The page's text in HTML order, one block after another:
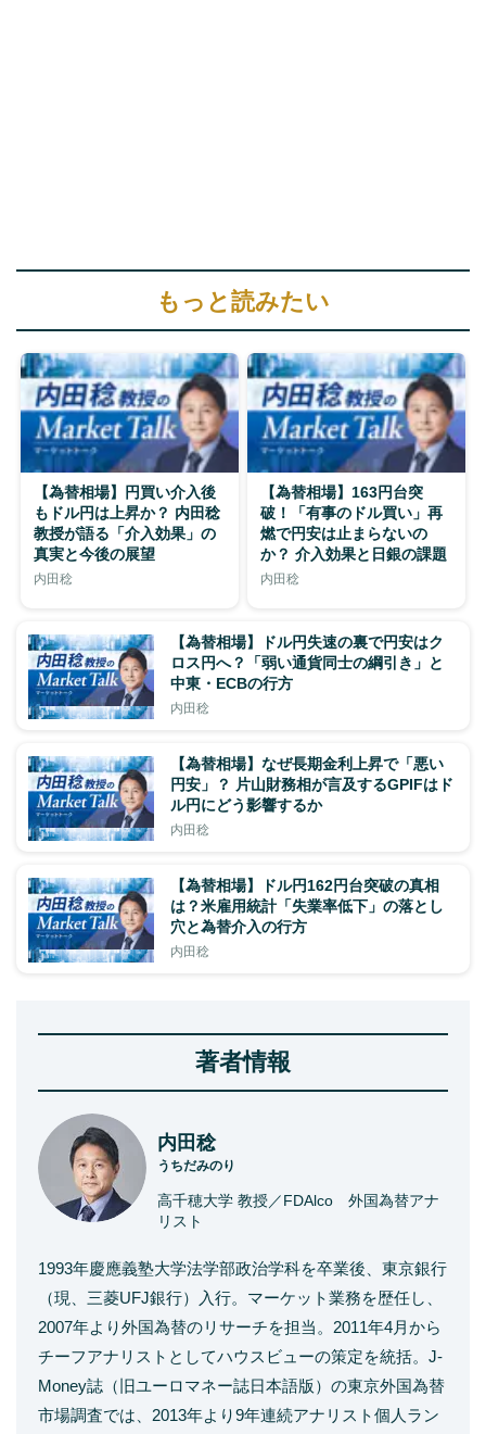
もっと読みたい
【為替相場】円買い介入後
もドル円は上昇か？ 内田稔
教授が語る「介入効果」の
真実と今後の展望
内田稔
【為替相場】163円台突
破！「有事のドル買い」再
燃で円安は止まらないの
か？ 介入効果と日銀の課題
内田稔
【為替相場】ドル円失速の裏で円安はク
ロス円へ？「弱い通貨同士の綱引き」と
中東・ECBの行方
内田稔
【為替相場】なぜ長期金利上昇で「悪い
円安」？ 片山財務相が言及するGPIFはド
ル円にどう影響するか
内田稔
【為替相場】ドル円162円台突破の真相
は？米雇用統計「失業率低下」の落とし
穴と為替介入の行方
内田稔
著者情報
内田稔
うちだみのり
高千穂大学 教授／FDAlco 外国為替アナ
リスト
1993年慶應義塾大学法学部政治学科を卒業後、東京銀行
（現、三菱UFJ銀行）入行。マーケット業務を歴任し、
2007年より外国為替のリサーチを担当。2011年4月から
チーフアナリストとしてハウスビューの策定を統括。J-
Money誌（旧ユーロマネー誌日本語版）の東京外国為替
市場調査では、2013年より9年連続アナリスト個人ラン